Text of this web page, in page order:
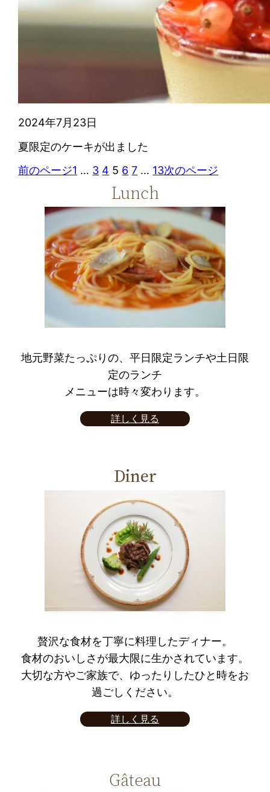
2024年7月23日
夏限定のケーキが出ました
前のページ1 … 3 4 5 6 7 … 13次のページ
Lunch
地元野菜たっぷりの、平日限定ランチや土日限
定のランチ
メニューは時々変わります。
詳しく見る
Diner
贅沢な食材を丁寧に料理したディナー。
食材のおいしさが最大限に生かされています。
大切な方やご家族で、ゆったりしたひと時をお
過ごしください。
詳しく見る
Gâteau